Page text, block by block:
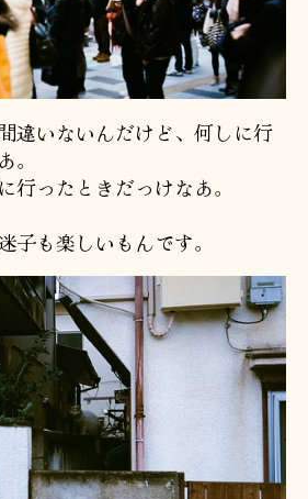
違いないんだけど、何しに行
行ったときだっけなあ。
子も楽しいもんです。